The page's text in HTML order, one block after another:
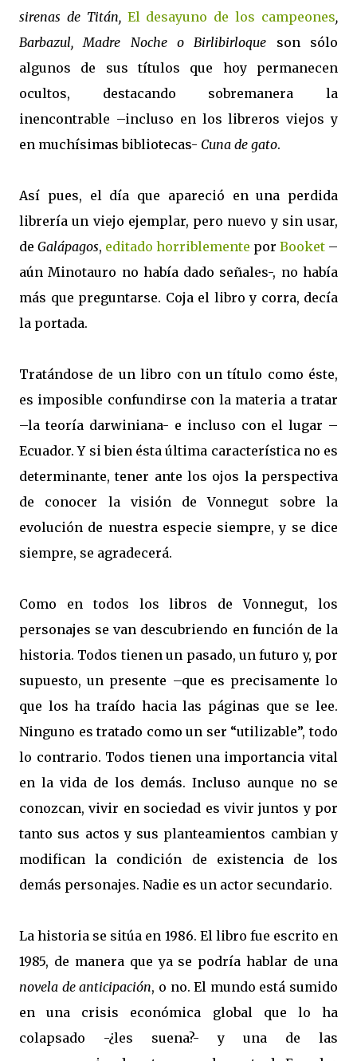
sirenas de Titán, El desayuno de los campeones,
Barbazul, Madre Noche o Birlibirloque son sólo
algunos de sus títulos que hoy permanecen
ocultos, destacando sobremanera la
inencontrable –incluso en los libreros viejos y
en muchísimas bibliotecas- Cuna de gato.
Así pues, el día que apareció en una perdida
librería un viejo ejemplar, pero nuevo y sin usar,
de Galápagos, editado horriblemente por Booket –
aún Minotauro no había dado señales-, no había
más que preguntarse. Coja el libro y corra, decía
la portada.
Tratándose de un libro con un título como éste,
es imposible confundirse con la materia a tratar
–la teoría darwiniana- e incluso con el lugar –
Ecuador. Y si bien ésta última característica no es
determinante, tener ante los ojos la perspectiva
de conocer la visión de Vonnegut sobre la
evolución de nuestra especie siempre, y se dice
siempre, se agradecerá.
Como en todos los libros de Vonnegut, los
personajes se van descubriendo en función de la
historia. Todos tienen un pasado, un futuro y, por
supuesto, un presente –que es precisamente lo
que los ha traído hacia las páginas que se lee.
Ninguno es tratado como un ser “utilizable”, todo
lo contrario. Todos tienen una importancia vital
en la vida de los demás. Incluso aunque no se
conozcan, vivir en sociedad es vivir juntos y por
tanto sus actos y sus planteamientos cambian y
modifican la condición de existencia de los
demás personajes. Nadie es un actor secundario.
La historia se sitúa en 1986. El libro fue escrito en
1985, de manera que ya se podría hablar de una
novela de anticipación, o no. El mundo está sumido
en una crisis económica global que lo ha
colapsado -¿les suena?- y una de las